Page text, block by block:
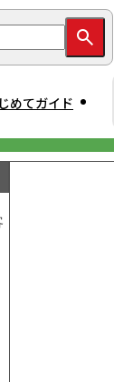
めてガイド